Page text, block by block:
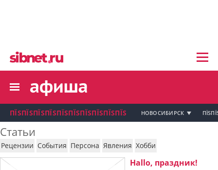
пїЅпїЅпїЅпїЅпїЅпїЅпїЅпїЅ
пїЅпїЅпїЅпїЅпїЅпїЅпїЅ
пїЅпїЅпїЅ пїЅпїЅпїЅпїЅпїЅпїЅпїЅ пїЅпїЅ
пїЅпїЅпїЅ пїЅпїЅпїЅпїЅпїЅпїЅпїЅ
пїЅпїЅпїЅ пїЅпїЅпїЅпїЅпїЅпїЅпїЅ
пїЅпїЅпїЅ
пїЅпїЅпїЅ
пїЅпїЅпїЅпїЅпїЅпїЅпїЅпїЅпїЅ
ПЇЅПЇЅПЇЅПЇЅПЇЅПЇЅПЇЅПЇЅПЇЅПЇЅ НОВОСИБИРСК
Статьи
Рецензии События Персона Явления Хобби
Hallo, праздник!